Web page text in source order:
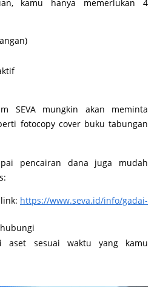
kamu hanya memerlukan 4
SEVA mungkin akan meminta
fotocopy cover buku tabungan
pencairan dana juga mudah
https://www.seva.id/info/gadai-
aset sesuai waktu yang kamu